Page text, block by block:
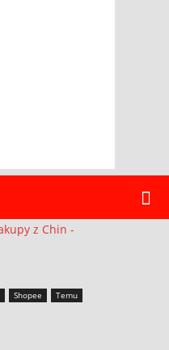
Shopee Temu